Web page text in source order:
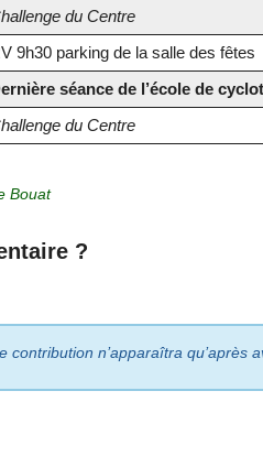
du Centre
9h30 parking de la salle des fêtes
séance de l’école de
du Centre
Bouat
?
n’apparaîtra qu’après